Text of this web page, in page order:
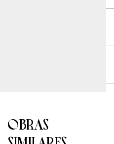
OBRAS